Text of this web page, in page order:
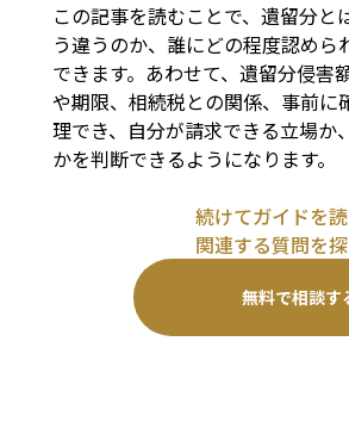
この記事を読むことで、遺留分と
う違うのか、誰にどの程度認め
できます。あわせて、遺留分侵害
や期限、相続税との関係、事前に
理でき、自分が請求できる立場か
かを判断できるようになります。
続けてガイドを
関連する質問を
無料で相談す